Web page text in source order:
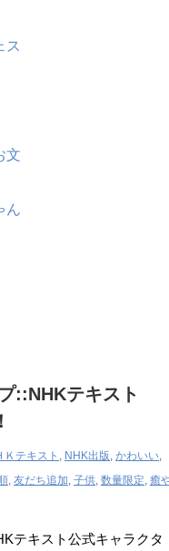
ス
文
ん
::NHKテキスト
Ｋテキスト , NHK出版, かわいい,
, 友だち追加, 子供, 数量限定, 癒
テキスト公式キャラクタ